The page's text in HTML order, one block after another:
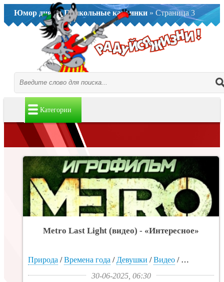
Юмор дня..»Прикольные картинки » Страница 3
Категории
Metro Last Light (видео) - «Интересное»
Природа /Времена года / Девушки /Видео / Собаки
30-06-2025, 06:30